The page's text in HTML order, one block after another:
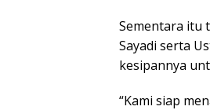
Sementara itu
Sayadi serta
kesipannya
“Kami siap